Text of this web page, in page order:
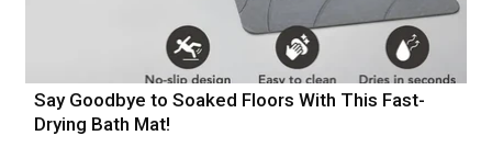
Say Goodbye to Soaked Floors With This Fast-
Drying Bath Mat!